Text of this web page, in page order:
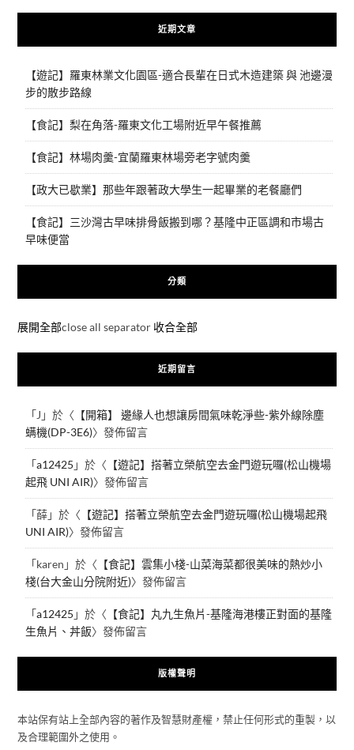
近期文章
【遊記】羅東林業文化園區-適合長輩在日式木造建築 與 池邊漫
步的散步路線
【食記】梨在角落-羅東文化工場附近早午餐推薦
【食記】林場肉羹-宜蘭羅東林場旁老字號肉羹
【政大已歇業】那些年跟著政大學生一起畢業的老餐廳們
【食記】三沙灣古早味排骨飯搬到哪？基隆中正區調和市場古
早味便當
分類
展開全部close all separator 收合全部
近期留言
「J 」於〈 【開箱】 邊緣人也想讓房間氣味乾淨些-紫外線除塵
螨機(DP-3E6)〉發佈留言
「a12425 」於〈 【遊記】搭著立榮航空去金門遊玩囉(松山機場
起飛 UNI AIR)〉發佈留言
「薛」於〈 【遊記】搭著立榮航空去金門遊玩囉(松山機場起飛
UNI AIR)〉發佈留言
「karen 」於〈 【食記】雲集小棧-山菜海菜都很美味的熱炒小
棧(台大金山分院附近)〉發佈留言
「a12425 」於〈 【食記】丸九生魚片-基隆海港樓正對面的基隆
生魚片、丼飯〉發佈留言
版權聲明
本站保有站上全部內容的著作及智慧財產權，禁止任何形式的重製，以
及合理範圍外之使用。